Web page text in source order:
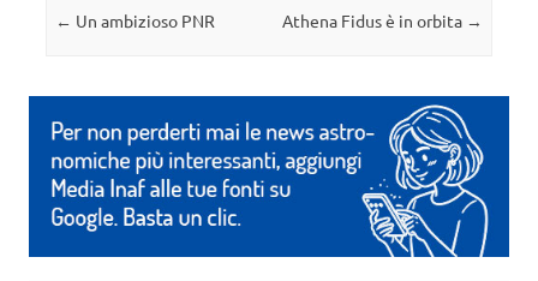
Navigazione articolo
← Un ambizioso PNR Athena Fidus è in orbita →